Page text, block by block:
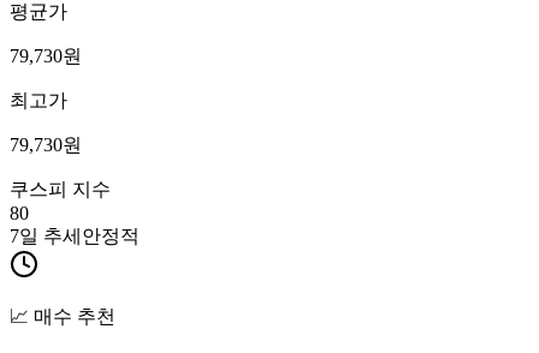
평균가
79,730원
최고가
79,730원
쿠스피 지수
80
7일 추세 안정적
📈 매수 추천